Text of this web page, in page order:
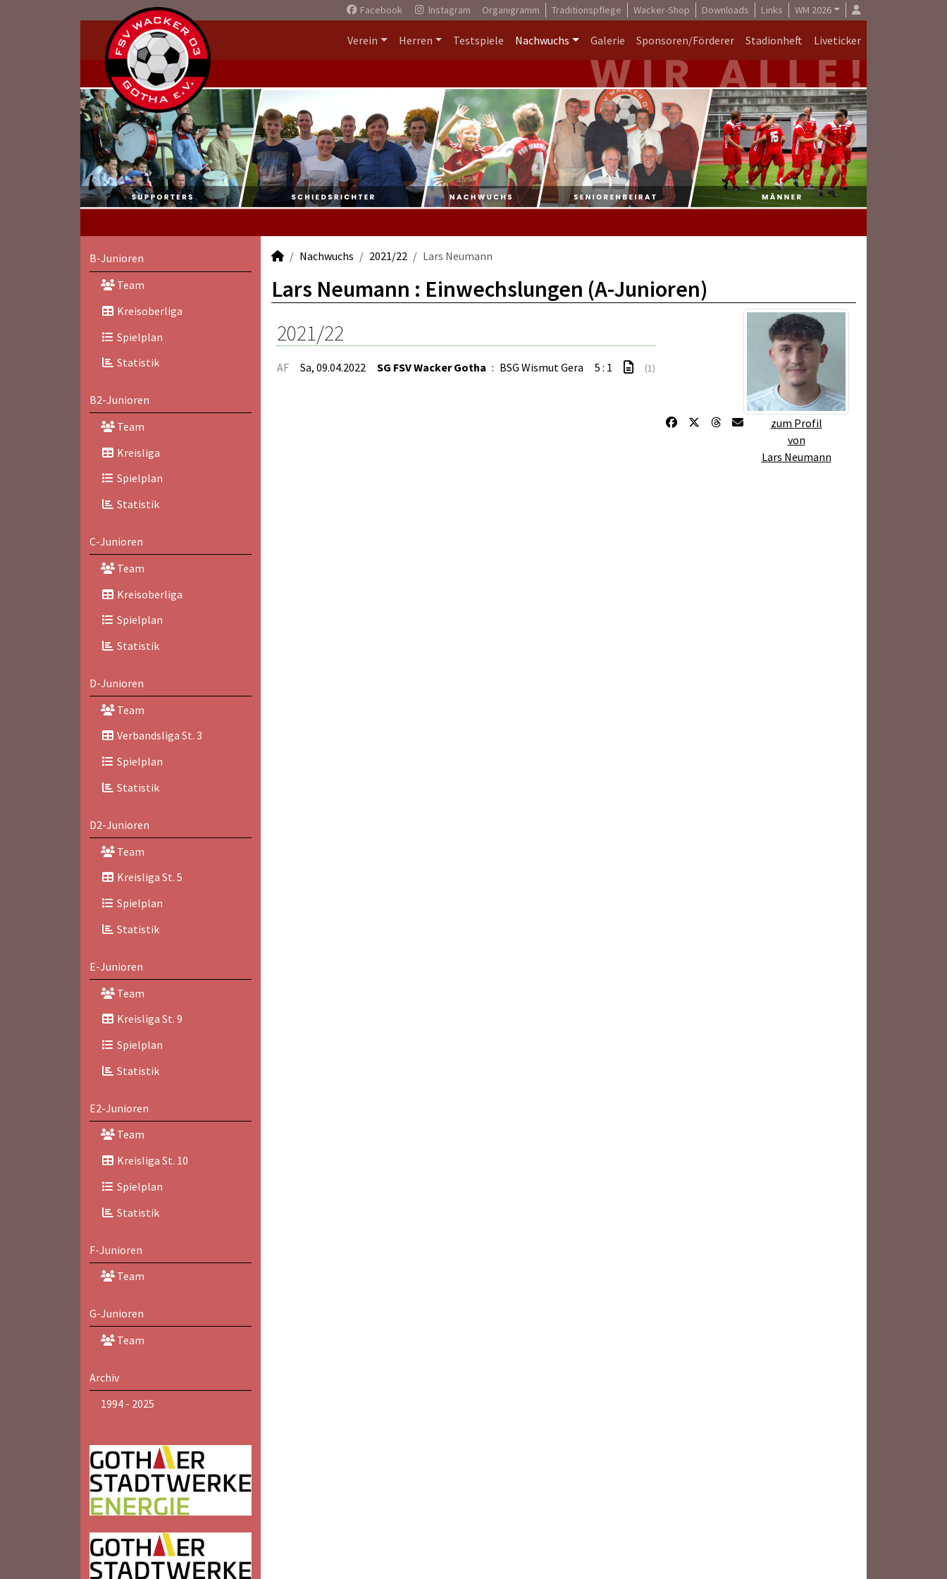
Facebook Instagram Organigramm Traditionspflege Wacker-Shop Downloads Links WM 2026
Verein Herren Testspiele Nachwuchs Galerie Sponsoren/Förderer Stadionheft Liveticker
B-Junioren
Team
Kreisoberliga
Spielplan
Statistik
B2-Junioren
Team
Kreisliga
Spielplan
Statistik
C-Junioren
Team
Kreisoberliga
Spielplan
Statistik
D-Junioren
Team
Verbandsliga St. 3
Spielplan
Statistik
D2-Junioren
Team
Kreisliga St. 5
Spielplan
Statistik
E-Junioren
Team
Kreisliga St. 9
Spielplan
Statistik
E2-Junioren
Team
Kreisliga St. 10
Spielplan
Statistik
F-Junioren
Team
G-Junioren
Team
Archiv
1994 - 2025
Nachwuchs 2021/22 Lars Neumann
Lars Neumann : Einwechslungen (A-Junioren)
zum Profil
von
Lars Neumann
2021/22
AF Sa, 09.04.2022 SG FSV Wacker Gotha : BSG Wismut Gera 5 : 1 (1)